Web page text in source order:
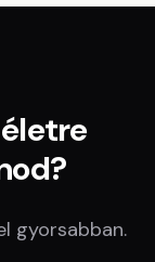
gyorsabban.